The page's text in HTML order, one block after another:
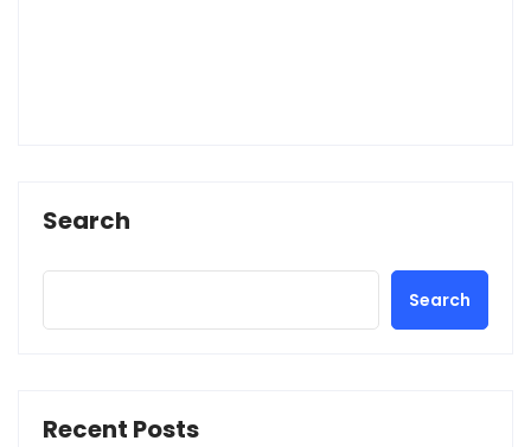
Search
Search
Recent Posts